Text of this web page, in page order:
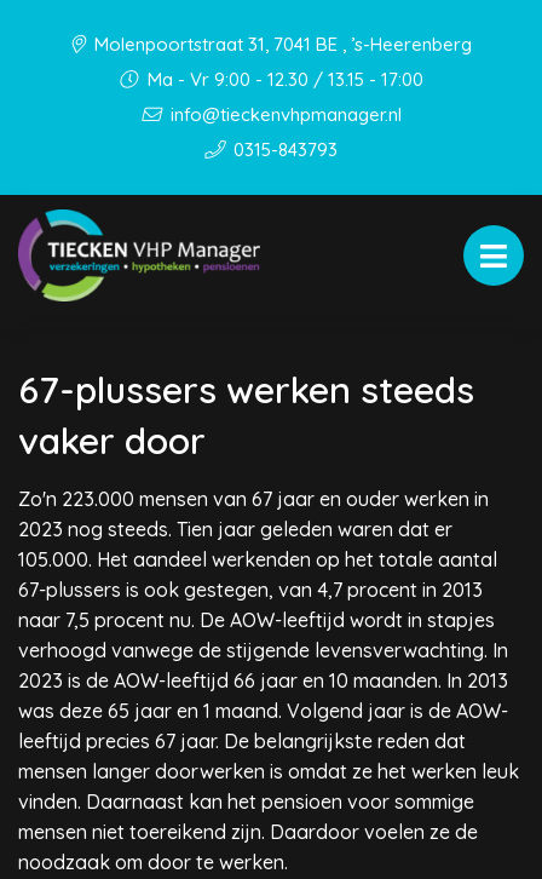
Molenpoortstraat 31, 7041 BE , ’s-Heerenberg
Ma - Vr 9:00 - 12.30 / 13.15 - 17:00
info@tieckenvhpmanager.nl
0315-843793
67-plussers werken steeds
vaker door
Zo'n 223.000 mensen van 67 jaar en ouder werken in
2023 nog steeds. Tien jaar geleden waren dat er
105.000. Het aandeel werkenden op het totale aantal
67-plussers is ook gestegen, van 4,7 procent in 2013
naar 7,5 procent nu. De AOW-leeftijd wordt in stapjes
verhoogd vanwege de stijgende levensverwachting. In
2023 is de AOW-leeftijd 66 jaar en 10 maanden. In 2013
was deze 65 jaar en 1 maand. Volgend jaar is de AOW-
leeftijd precies 67 jaar. De belangrijkste reden dat
mensen langer doorwerken is omdat ze het werken leuk
vinden. Daarnaast kan het pensioen voor sommige
mensen niet toereikend zijn. Daardoor voelen ze de
noodzaak om door te werken.